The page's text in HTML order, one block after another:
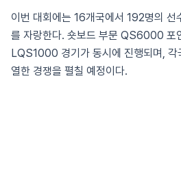
이번 대회에는 16개국에서 192명의 선
를 자랑한다. 숏보드 부문 QS6000 포
LQS1000 경기가 동시에 진행되며, 각
열한 경쟁을 펼칠 예정이다.